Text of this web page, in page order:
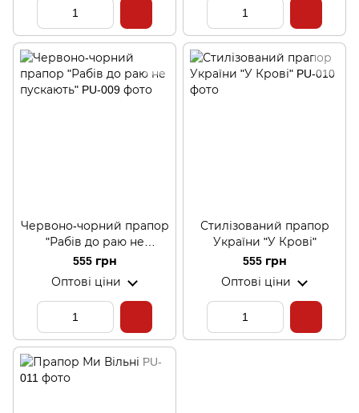
Червоно-чорний прапор
"Рабів до раю не
пускають"
555 грн
Оптові ціни
Стилізований прапор
України "У Крові"
555 грн
Оптові ціни